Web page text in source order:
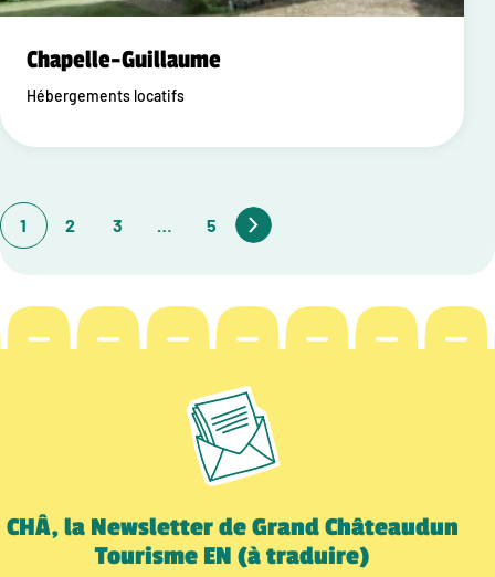
Chapelle-Guillaume
Hébergements locatifs
1 2 3 … 5
CHÂ, la Newsletter de Grand Châteaudun
Tourisme EN (à traduire)